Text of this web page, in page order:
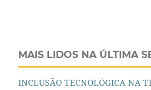
MAIS LIDOS NA ÚLTIMA
INCLUSÃO TECNOLÓGICA NA